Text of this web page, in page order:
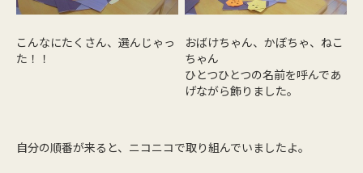
こんなにたくさん、選んじゃっ
た！！
おばけちゃん、かぼちゃ、ねこ
ちゃん
ひとつひとつの名前を呼んであ
げながら飾りました。
自分の順番が来ると、ニコニコで取り組んでいましたよ。